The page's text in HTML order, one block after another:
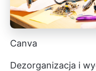
Canva
Dezorganizacja i